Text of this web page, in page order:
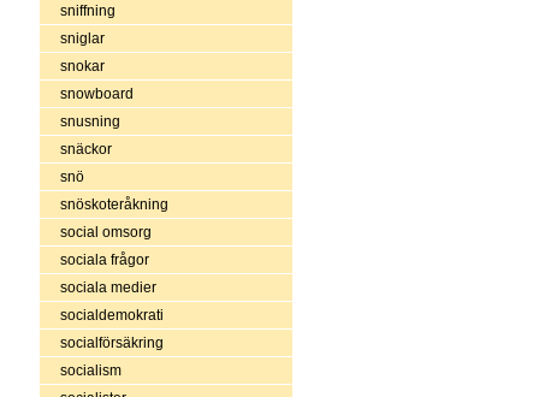
sniffning
sniglar
snokar
snowboard
snusning
snäckor
snö
snöskoteråkning
social omsorg
sociala frågor
sociala medier
socialdemokrati
socialförsäkring
socialism